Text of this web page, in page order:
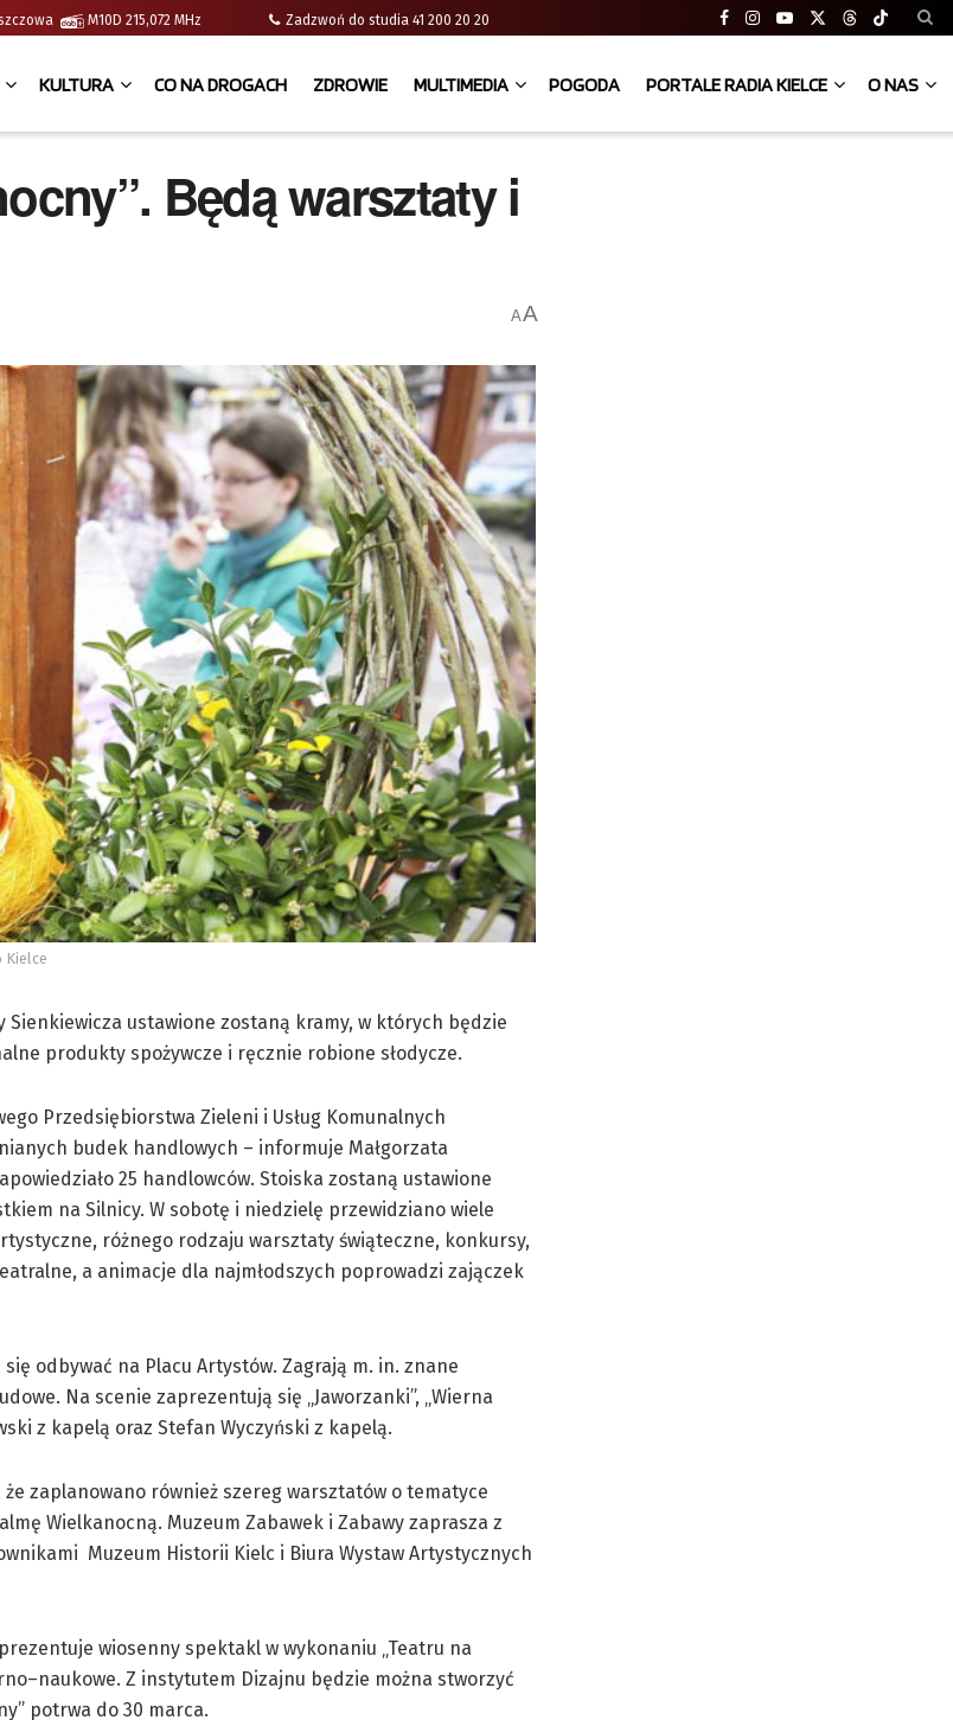
M10D 215,072 MHz Zadzwoń do studia 41 200 20 20
KULTURA CO NA DROGACH ZDROWIE MULTIMEDIA POGODA PORTALE RADIA KIELCE O NAS
Będą warsztaty i
AA
Kielce
Sienkiewicza ustawione zostaną kramy, w których będzie
produkty spożywcze i ręcznie robione słodycze.
Przedsiębiorstwa Zieleni i Usług Komunalnych
budek handlowych – informuje Małgorzata
25 handlowców. Stoiska zostaną ustawione
na Silnicy. W sobotę i niedzielę przewidziano wiele
różnego rodzaju warsztaty świąteczne, konkursy,
a animacje dla najmłodszych poprowadzi zajączek
odbywać na Placu Artystów. Zagrają m. in. znane
Na scenie zaprezentują się „Jaworzanki”, „Wierna
z kapelą oraz Stefan Wyczyński z kapelą.
że zaplanowano również szereg warsztatów o tematyce
Wielkanocną. Muzeum Zabawek i Zabawy zaprasza z
Muzeum Historii Kielc i Biura Wystaw Artystycznych
wiosenny spektakl w wykonaniu „Teatru na
Z instytutem Dizajnu będzie można stworzyć
potrwa do 30 marca.